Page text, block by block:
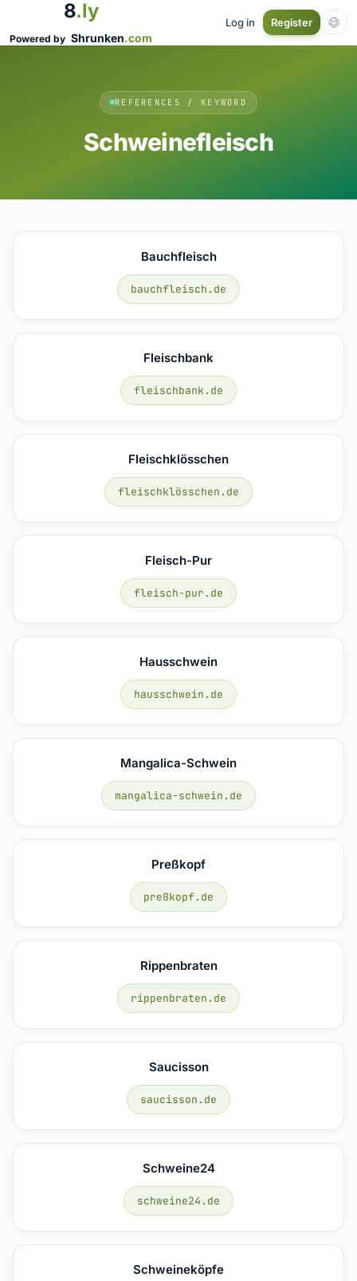
8.ly
Powered by Shrunken.com
Log in Register
REFERENCES / KEYWORD
Schweinefleisch
Bauchfleisch
bauchfleisch.de
Fleischbank
fleischbank.de
Fleischklösschen
fleischklösschen.de
Fleisch-Pur
fleisch-pur.de
Hausschwein
hausschwein.de
Mangalica-Schwein
mangalica-schwein.de
Preßkopf
preßkopf.de
Rippenbraten
rippenbraten.de
Saucisson
saucisson.de
Schweine24
schweine24.de
Schweineköpfe